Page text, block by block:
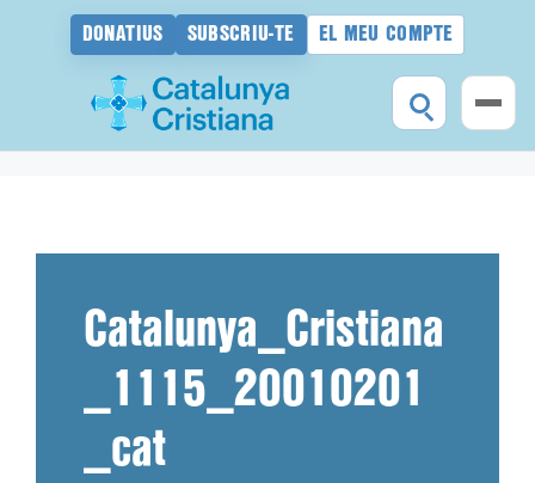
DONATIUS SUBSCRIU-TE EL MEU COMPTE
Catalunya_Cristiana
_1115_20010201
_cat